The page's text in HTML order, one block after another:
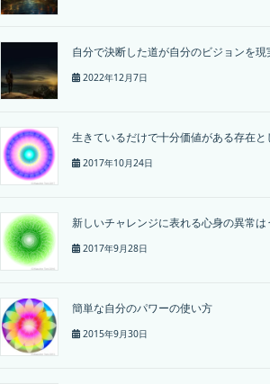
自分で決断した道が自分のビジョンを現
2022年12月7日
生きているだけで十分価値がある存在
2017年10月24日
新しいチャレンジに表れる心身の異常
2017年9月28日
簡単な自分のパワーの使い方
2015年9月30日